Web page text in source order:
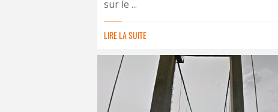
sur le ...
LIRE LA SUITE